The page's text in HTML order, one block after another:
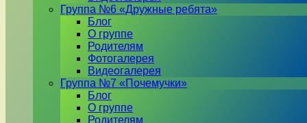
Группа №6 «Дружные ребята»
Блог
О группе
Родителям
Фотогалерея
Видеогалерея
Группа №7 «Почемучки»
Блог
О группе
Родителям